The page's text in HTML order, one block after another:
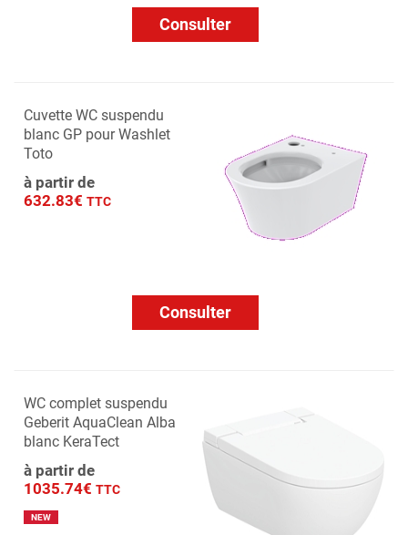
Consulter
Cuvette WC suspendu
blanc GP pour Washlet
Toto
à partir de
632.83€ TTC
Consulter
WC complet suspendu
Geberit AquaClean Alba
blanc KeraTect
à partir de
1035.74€ TTC
NEW